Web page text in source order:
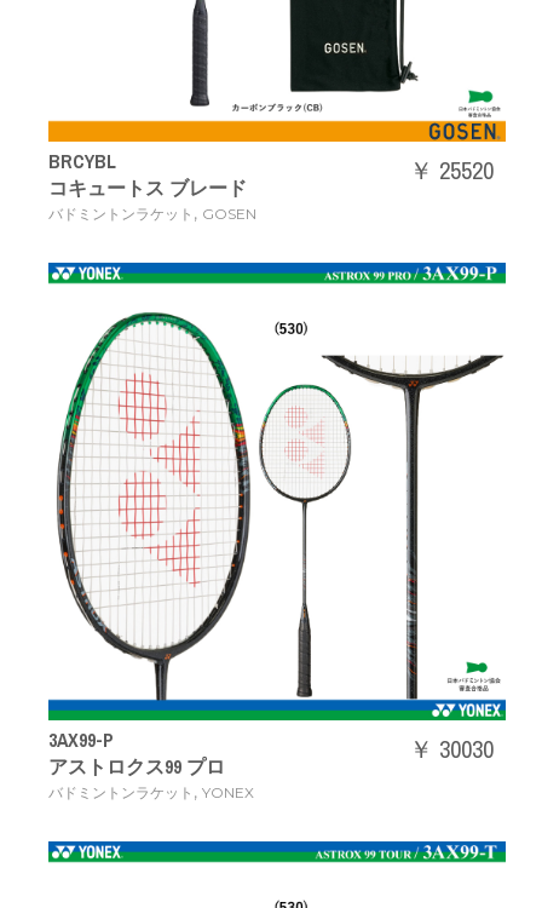
BRCYBL
コキュートス ブレード
バドミントンラケット , GOSEN
￥ 25520
3AX99-P
アストロクス99 プロ
バドミントンラケット , YONEX
￥ 30030